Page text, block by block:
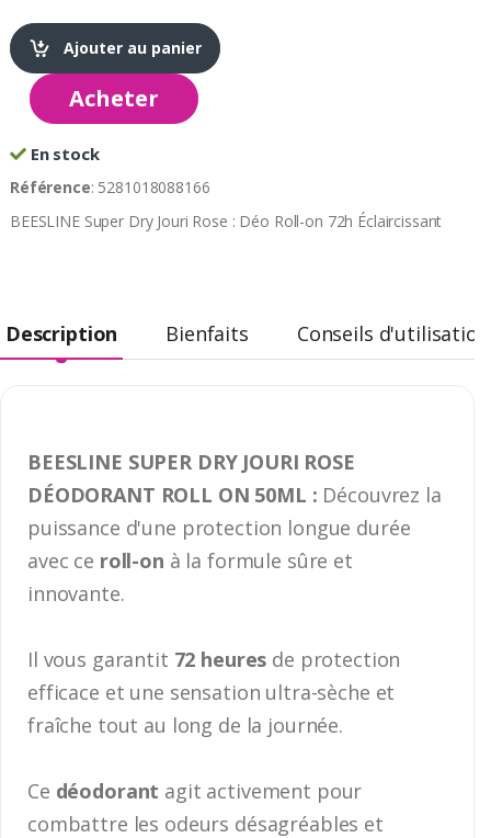
Ajouter au panier
Acheter
En stock
Référence: 5281018088166
BEESLINE Super Dry Jouri Rose : Déo Roll-on 72h Éclaircissant
Description Bienfaits Conseils d'utilisation
BEESLINE SUPER DRY JOURI ROSE
DÉODORANT ROLL ON 50ML : Découvrez la
puissance d'une protection longue durée
avec ce roll-on à la formule sûre et
innovante.
Il vous garantit 72 heures de protection
efficace et une sensation ultra-sèche et
fraîche tout au long de la journée.
Ce déodorant agit activement pour
combattre les odeurs désagréables et